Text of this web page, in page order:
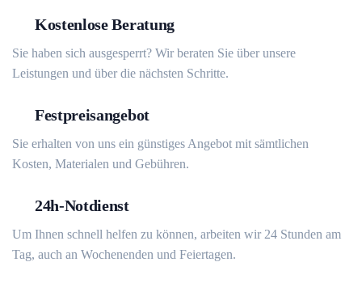
Kostenlose Beratung
Sie haben sich ausgesperrt? Wir beraten Sie über unsere
Leistungen und über die nächsten Schritte.
Festpreisangebot
Sie erhalten von uns ein günstiges Angebot mit sämtlichen
Kosten, Materialen und Gebühren.
24h-Notdienst
Um Ihnen schnell helfen zu können, arbeiten wir 24 Stunden am
Tag, auch an Wochenenden und Feiertagen.